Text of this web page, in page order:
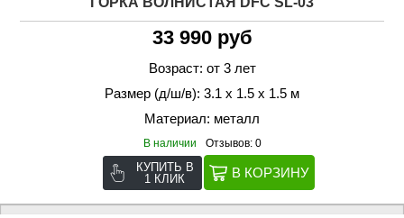
33 990 руб
Возраст: от 3 лет
Размер (д/ш/в): 3.1 х 1.5 х 1.5 м
Материал: металл
В наличии Отзывов: 0
КУПИТЬ В
1 КЛИК